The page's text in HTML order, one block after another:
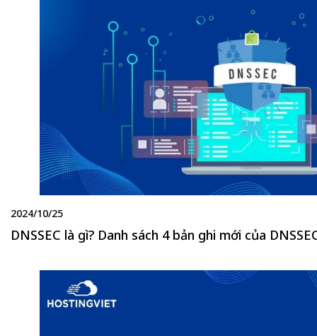
2024/10/25
DNSSEC là gì? Danh sách 4 bản ghi mới của